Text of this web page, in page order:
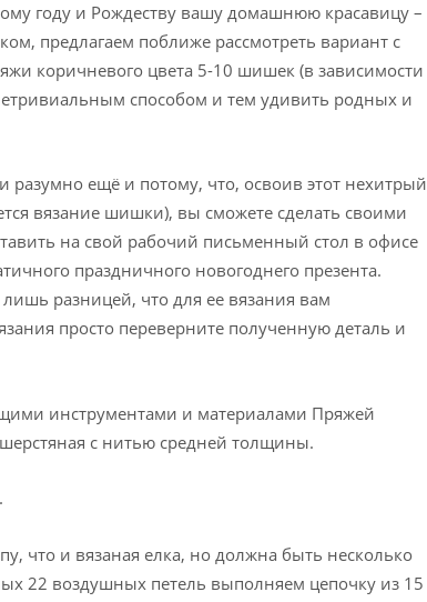
году и Рождеству вашу домашнюю красавицу –
предлагаем поближе рассмотреть вариант с
коричневого цвета 5-10 шишек (в зависимости
способом и тем удивить родных и
разумно ещё и потому, что, освоив этот нехитрый
вязание шишки), вы сможете сделать своими
на свой рабочий письменный стол в офисе
праздничного новогоднего презента.
разницей, что для ее вязания вам
просто переверните полученную деталь и
инструментами и материалами Пряжей
с нитью средней толщины.
что и вязаная елка, но должна быть несколько
22 воздушных петель выполняем цепочку из 15